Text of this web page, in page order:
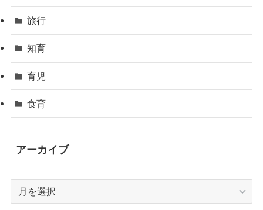
旅行
知育
育児
食育
アーカイブ